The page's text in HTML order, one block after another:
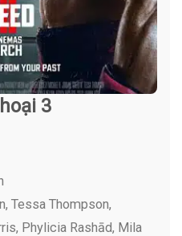
3
Tessa Thompson,
Phylicia Rashād, Mila